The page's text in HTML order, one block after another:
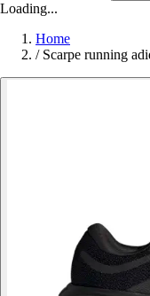
Loading...
Home
/ Scarpe running